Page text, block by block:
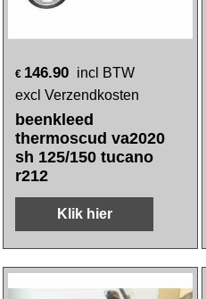
€ 146.90 incl BTW
excl Verzendkosten
beenkleed
thermoscud va2020
sh 125/150 tucano
r212
Klik hier